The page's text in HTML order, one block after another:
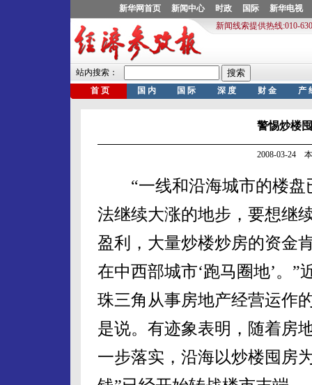
警惕炒楼
2008-03-24
“一线和沿海城市的楼盘
法继续大涨的地步，要想继
盈利，大量炒楼炒房的资金
在中西部城市‘跑马圈地’。”
珠三角从事房地产经营运作
是说。有迹象表明，随着房
一步落实，沿海以炒楼囤房